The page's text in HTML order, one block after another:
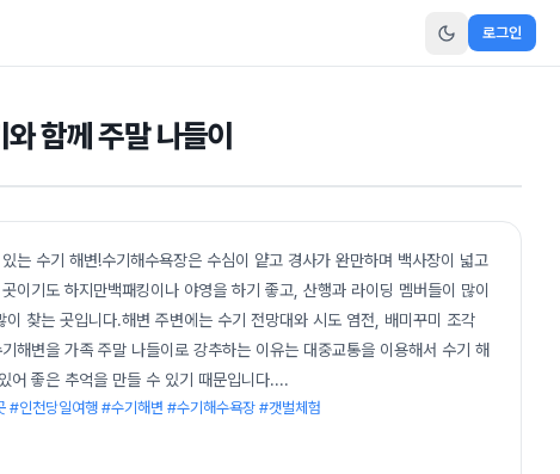
로그인
함께 주말 나들이
는 수기 해변!수기해수욕장은 수심이 얕고 경사가 완만하며 백사장이 넓고
이기도 하지만백패킹이나 야영을 하기 좋고, 산행과 라이딩 멤버들이 많이
찾는 곳입니다.해변 주변에는 수기 전망대와 시도 염전, 배미꾸미 조각
해변을 가족 주말 나들이로 강추하는 이유는 대중교통을 이용해서 수기 해
어 좋은 추억을 만들 수 있기 때문입니다....
#인천당일여행 #수기해변 #수기해수욕장 #갯벌체험